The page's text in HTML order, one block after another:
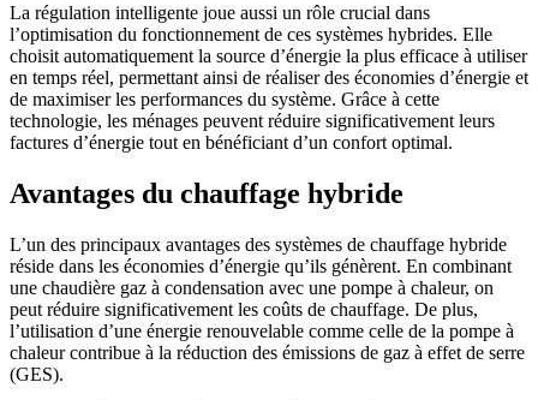
La régulation intelligente joue aussi un rôle crucial dans
l’optimisation du fonctionnement de ces systèmes hybrides. Elle
choisit automatiquement la source d’énergie la plus efficace à utiliser
en temps réel, permettant ainsi de réaliser des économies d’énergie et
de maximiser les performances du système. Grâce à cette
technologie, les ménages peuvent réduire significativement leurs
factures d’énergie tout en bénéficiant d’un confort optimal.
Avantages du chauffage hybride
L’un des principaux avantages des systèmes de chauffage hybride
réside dans les économies d’énergie qu’ils génèrent. En combinant
une chaudière gaz à condensation avec une pompe à chaleur, on
peut réduire significativement les coûts de chauffage. De plus,
l’utilisation d’une énergie renouvelable comme celle de la pompe à
chaleur contribue à la réduction des émissions de gaz à effet de serre
(GES).